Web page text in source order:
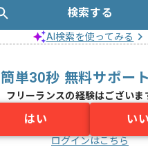
検索する
AI検索を使ってみる
簡単30秒 無料サポー
フリーランスの経験はございま
はい い
ログインはこちら